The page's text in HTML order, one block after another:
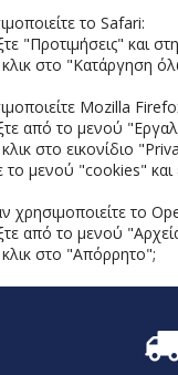
το Safari:
"Προτιμήσεις" και
κλικ στο "Κατάργηση
Mozilla
από το μενού
στο εικονίδιο
το μενού "cookies" και
χρησιμοποιείτε το
από το μενού
κλικ στο "Απόρρητο";